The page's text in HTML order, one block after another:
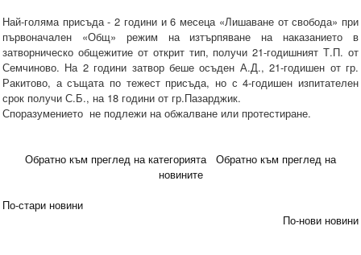
Най-голяма присъда - 2 години и 6 месеца «Лишаване от свобода» при
първоначален «Общ» режим на изтърпяване на наказанието в
затворническо общежитие от открит тип, получи 21-годишният Т.П. от
Семчиново. На 2 години затвор беше осъден А.Д., 21-годишен от гр.
Ракитово, а същата по тежест присъда, но с 4-годишен изпитателен
срок получи С.Б., на 18 години от гр.Пазарджик.
Споразумението не подлежи на обжалване или протестиране.
Обратно към преглед на категорията
Обратно към преглед на
новините
По-стари новини
По-нови новини